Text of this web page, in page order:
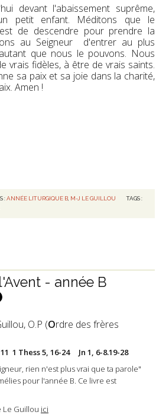
devant l'abaissement suprême,
petit enfant. Méditons que le
de descendre pour prendre la
au Seigneur d'entrer au plus
que nous le pouvons. Nous
vrais fidèles, à être de vrais saints.
sa paix et sa joie dans la charité,
Amen !
:ANNÉE LITURGIQUE B, M-J LE GUILLOU
TAGS :
- année B
O.P (Ordre des frères
1 Thess 5, 16-24 Jn 1, 6-8.19-28
rien n'est plus vrai que ta parole"
pour l'année B. Ce livre est
Guillou ici